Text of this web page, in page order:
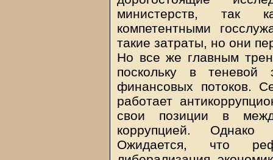
министерств, так
компетентными
такие затраты, но они
Но все же главным
поскольку в теневой
финансовых потоков.
работает
свои позиции в
коррупцией. Однако
Ожидается, что